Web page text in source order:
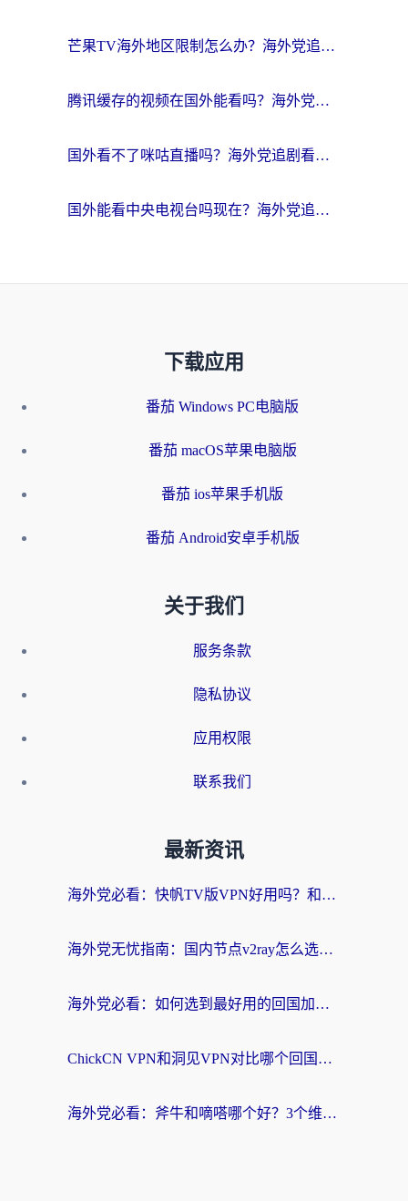
芒果TV海外地区限制怎么办？海外党追剧看片的实用加速器选择指南
腾讯缓存的视频在国外能看吗？海外党追剧看片的终极解决方案
国外看不了咪咕直播吗？海外党追剧看片的加速器选择指南
国外能看中央电视台吗现在？海外党追剧看央视的实用指南
下载应用
番茄 Windows PC电脑版
番茄 macOS苹果电脑版
番茄 ios苹果手机版
番茄 Android安卓手机版
关于我们
服务条款
隐私协议
应用权限
联系我们
最新资讯
海外党必看：快帆TV版VPN好用吗？和快游VPN对比哪个回国效果更好？附实用避坑指南
海外党无忧指南：国内节点v2ray怎么选？一键回国VPN+多场景实测帮你避坑
海外党必看：如何选到最好用的回国加速器？从节点到售后的全维度指南
ChickCN VPN和洞见VPN对比哪个回国效果更好？海外党亲测3款加速器+避坑指南
海外党必看：斧牛和嘀嗒哪个好？3个维度教你选对回国加速器